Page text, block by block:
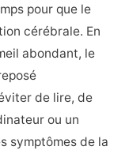
pour que le
cérébrale. En
abondant, le
de lire, de
ou un
symptômes de la